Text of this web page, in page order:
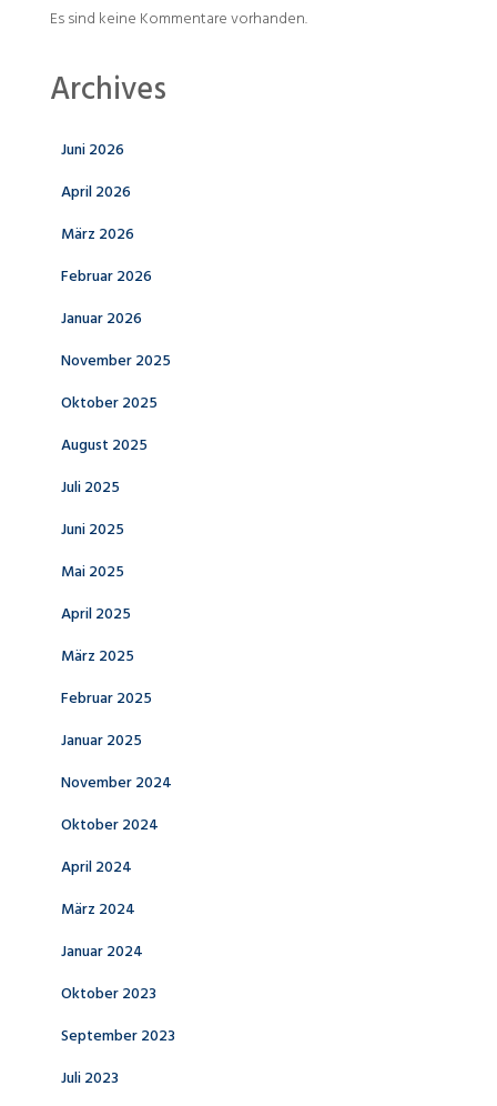
Es sind keine Kommentare vorhanden.
Archives
Juni 2026
April 2026
März 2026
Februar 2026
Januar 2026
November 2025
Oktober 2025
August 2025
Juli 2025
Juni 2025
Mai 2025
April 2025
März 2025
Februar 2025
Januar 2025
November 2024
Oktober 2024
April 2024
März 2024
Januar 2024
Oktober 2023
September 2023
Juli 2023